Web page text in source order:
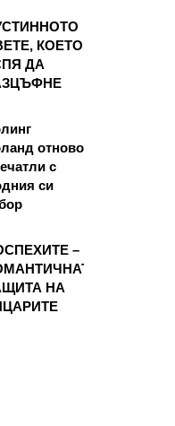
КОЕТО
ДА
отново
с
си
–
НА